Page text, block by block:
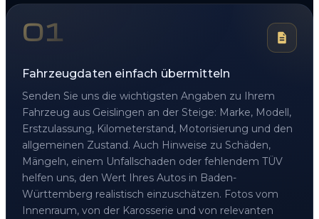
01
Fahrzeugdaten einfach übermitteln
Senden Sie uns die wichtigsten Angaben zu Ihrem
Fahrzeug aus Geislingen an der Steige: Marke, Modell,
Erstzulassung, Kilometerstand, Motorisierung und den
allgemeinen Zustand. Auch Hinweise zu Schäden,
Mängeln, einem Unfallschaden oder fehlendem TÜV
helfen uns, den Wert Ihres Autos in Baden-
Württemberg realistisch einzuschätzen. Fotos vom
Innenraum, von der Karosserie und von relevanten